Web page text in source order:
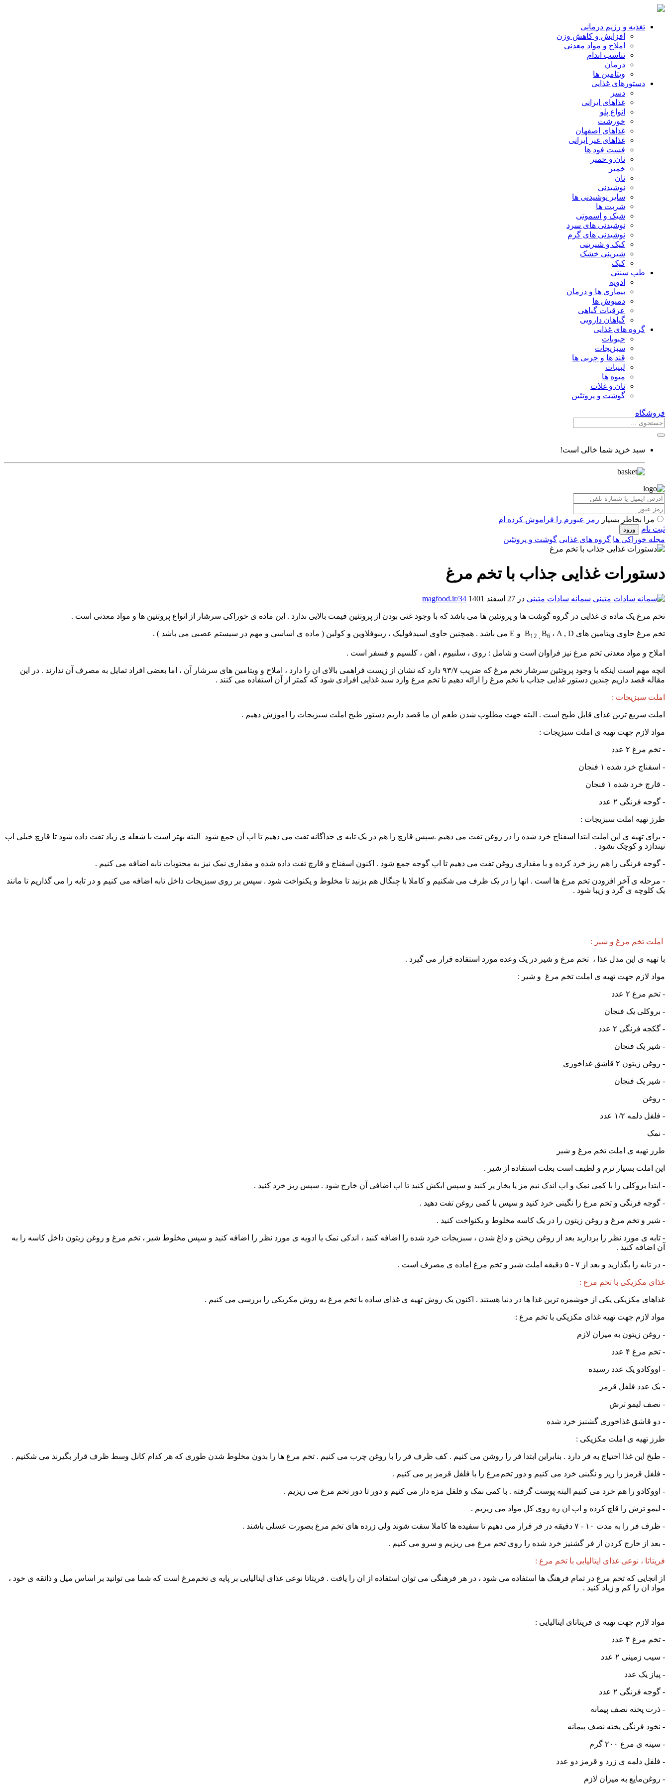
تغذیه و رژیم درمانی
افزایش و کاهش وزن
املاح و مواد معدنی
تناسب اندام
درمان
ویتامین ها
دستورهای غذایی
دسر
غذاهای ایرانی
انواع پلو
خورشت
غذاهای اصفهان
غذاهای غیر ایرانی
فست فود ها
نان و خمیر
خمیر
نان
نوشیدنی
سایر نوشیدنی ها
شربت ها
شیک و اسموتی
نوشیدنی های سرد
نوشیدنی های گرم
کیک و شیرینی
شیرینی خشک
کیک
طب سنتی
ادویه
بیماری ها و درمان
دمنوش ها
عرقیات گیاهی
گیاهان دارویی
گروه های غذایی
حبوبات
سبزیجات
قند ها و چربی ها
لبنیات
میوه ها
نان و غلات
گوشت و پروتئین
فروشگاه
سبد خرید شما خالی است!
مرا بخاطر بسپار رمز عبورم را فراموش کرده ام
ثبت نام
مجله خوراکی ها گروه های غذایی گوشت و پروتئین
دستورات غذایی جذاب با تخم مرغ
سمانه سادات متینی در 27 اسفند 1401 magfood.ir/34
تخم مرغ یک ماده ی غذایی در گروه گوشت ها و پروتئین ها می باشد که با وجود غنی بودن از پروتئین قیمت بالایی ندارد . این ماده ی خوراکی سرشار از انواع پروتئین ها و مواد معدنی است .
تخم مرغ حاوی ویتامین های B 12 , B6 ، A , D و E می باشد . همچنین حاوی اسیدفولیک ، ریبوفلاوین و کولین ( ماده ی اساسی و مهم در سیستم عصبی می باشد ) .
املاح و مواد معدنی تخم مرغ نیز فراوان است و شامل : روی ، سلنیوم ، اهن ، کلسیم و فسفر است .
انچه مهم است اینکه با وجود پروتئین سرشار تخم مرغ که ضریب ۹۳/۷ دارد که نشان از زیست فراهمی بالای ان را دارد ، املاح و ویتامین های سرشار آن ، اما بعضی افراد تمایل به مصرف آن ندارند . در این
مقاله قصد داریم چندین دستور غذایی جذاب با تخم مرغ را ارائه دهیم تا تخم مرغ وارد سبد غذایی افرادی شود که کمتر از آن استفاده می کنند .
املت سبزیجات :
املت سریع ترین غذای قابل طبخ است . البته جهت مطلوب شدن طعم ان ما قصد داریم دستور طبخ املت سبزیجات را اموزش دهیم .
مواد لازم جهت تهیه ی املت سبزیجات :
- تخم مرغ ۲ عدد
- اسفناج خرد شده ۱ فنجان
- قارچ خرد شده ۱ فنجان
- گوجه فرنگی ۲ عدد
طرز تهیه املت سبزیجات :
- برای تهیه ی این املت ابتدا اسفناج خرد شده را در روغن تفت می دهیم .سپس قارچ را هم در یک تابه ی جداگانه تفت می دهیم تا اب آن جمع شود ‌ البته بهتر است با شعله ی زیاد تفت داده شود تا قارچ خیلی اب
نیندازد و کوچک نشود .
- گوجه فرنگی را هم ریز خرد کرده و با مقداری روغن تفت می دهیم تا اب گوجه جمع شود . اکنون اسفناج و قارچ تفت داده شده و مقداری نمک نیز به محتویات تابه اضافه می کنیم .
- مرحله ی آخر افزودن تخم مرغ ها است . انها را در یک ظرف می شکنیم و کاملا با چنگال هم بزنید تا مخلوط و یکنواخت شود . سپس بر روی سبزیجات داخل تابه اضافه می کنیم و در تابه را می گذاریم تا مانند
یک کلوچه ی گرد و زیبا شود .
املت تخم مرغ و شیر :
با تهیه ی این مدل غذا ، تخم مرغ و شیر در یک وعده مورد استفاده قرار می گیرد .
مواد لازم جهت تهیه ی املت تخم مرغ و شیر :
- تخم مرغ ۲ عدد
- بروکلی یک فنجان
- گکجه فرنگی ۲ عدد
- شیر یک فنجان
- روغن زیتون ۲ قاشق غذاخوری
- شیر یک فنجان
- روغن
- فلفل دلمه ۱/۲ عدد
- نمک
طرز تهیه ی املت تخم مرغ و شیر
این املت بسیار نرم و لطیف است بعلت استفاده از شیر .
- ابتدا بروکلی را با کمی نمک و اب اندک نیم مز یا بخار پز کنید و سپس ابکش کنید تا اب اضافی آن خارج شود . سپس ریز خرد کنید .
- گوجه فرنگی و تخم مرغ را نگینی خرد کنید و سپس با کمی روغن تفت دهید .
- شیر و تخم مرغ و روغن زیتون را در یک کاسه مخلوط و یکنواخت کنید .
- تابه ی مورد نظر را بردارید بعد از روغن ریختن و داغ شدن ، سبزیجات خرد شده را اضافه کنید ، اندکی نمک یا ادویه ی مورد نظر را اضافه کنید و سپس مخلوط شیر ، تخم مرغ و روغن زیتون داخل کاسه را به
آن اضافه کنید .
- در تابه را بگذارید و بعد از ۷ - ۵ دقیقه املت شیر و تخم مرغ اماده ی مصرف است .
غذای مکزیکی با تخم مرغ :
غذاهای مکزیکی یکی از خوشمزه ترین غذا ها در دنیا هستند ‌. اکنون یک روش تهیه ی غذای ساده با تخم مرغ به روش مکزیکی را بررسی می کنیم .
مواد لازم جهت تهیه غذای مکزیکی با تخم مرغ :
- روغن زیتون به میزان لازم
- تخم مرغ ۴ عدد
- اووکادو یک عدد رسیده
- یک عدد فلفل قرمز
- نصف لیمو ترش
- دو قاشق غذاخوری گشنیز خرد شده
طرز تهیه ی املت مکزیکی :
- طبخ این غذا احتیاج به فر دارد . بنابراین ابتدا فر را روشن می کنیم . کف ظرف فر را با روغن چرب می کنیم . تخم مرغ ها را بدون مخلوط شدن طوری که هر کدام کانل وسط ظرف قرار بگیرند می شکنیم .
- فلفل قرمز را ریز و نگینی خرد می کنیم و دور تخم‌مرغ را با فلفل قرمز پر می کنیم .
- اووکادو را هم خرد می کنیم البته پوست گرفته . با کمی نمک و فلفل مزه دار می کنیم و دور تا دور تخم مرغ می ریزیم .
- لیمو ترش را قاچ کرده و اب ان ره روی کل مواد می ریزیم .
- ظرف فر را به مدت ۱۰ - ۷ دقیقه در فر قرار می دهیم تا سفیده ها کاملا سفت شوند ولی زرده های تخم مرغ بصورت عسلی باشند .
- بعد از خارج کردن از فر گشنیز خرد شده را روی تخم مرغ می ریزیم و سرو می کنیم .
فریتاتا ، نوعی غذای ایتالیایی با تخم مرغ :
از انجایی که تخم مرغ در تمام فرهنگ ها استفاده می شود ، در هر فرهنگی می توان استفاده از ان را یافت . فریتاتا نوعی غذای ایتالیایی بر پایه ی تخم‌مرغ است که شما می توانید بر اساس میل و ذائقه ی خود ،
مواد ان را کم و زیاد کنید .
مواد لازم جهت تهیه ی فریتاتای ایتالیایی :
- تخم مرغ ۴ عدد
- سیب زمینی ۲ عدد
- پیاز یک عدد
- گوجه فرنگی ۲ عدد
- ذرت پخته نصف پیمانه
- نخود فرنگی پخته نصف پیمانه
- سینه ی مرغ ۲۰۰ گرم
- فلفل دلمه ی زرد و قرمز دو عدد
- روغن‌مایع به میزان لازم